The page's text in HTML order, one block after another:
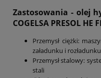
Zastosowania - olej
COGELSA PRESOL HE
Przemysł ciężki:
załadunku i
Przemysł stalowy:
stali